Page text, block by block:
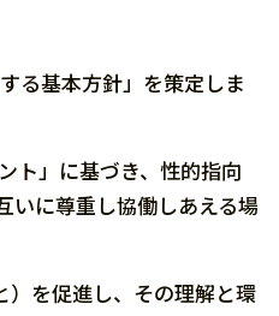
る基本方針」を策定しま
ト」に基づき、性的指向
に尊重し協働しあえる場
）を促進し、その理解と環